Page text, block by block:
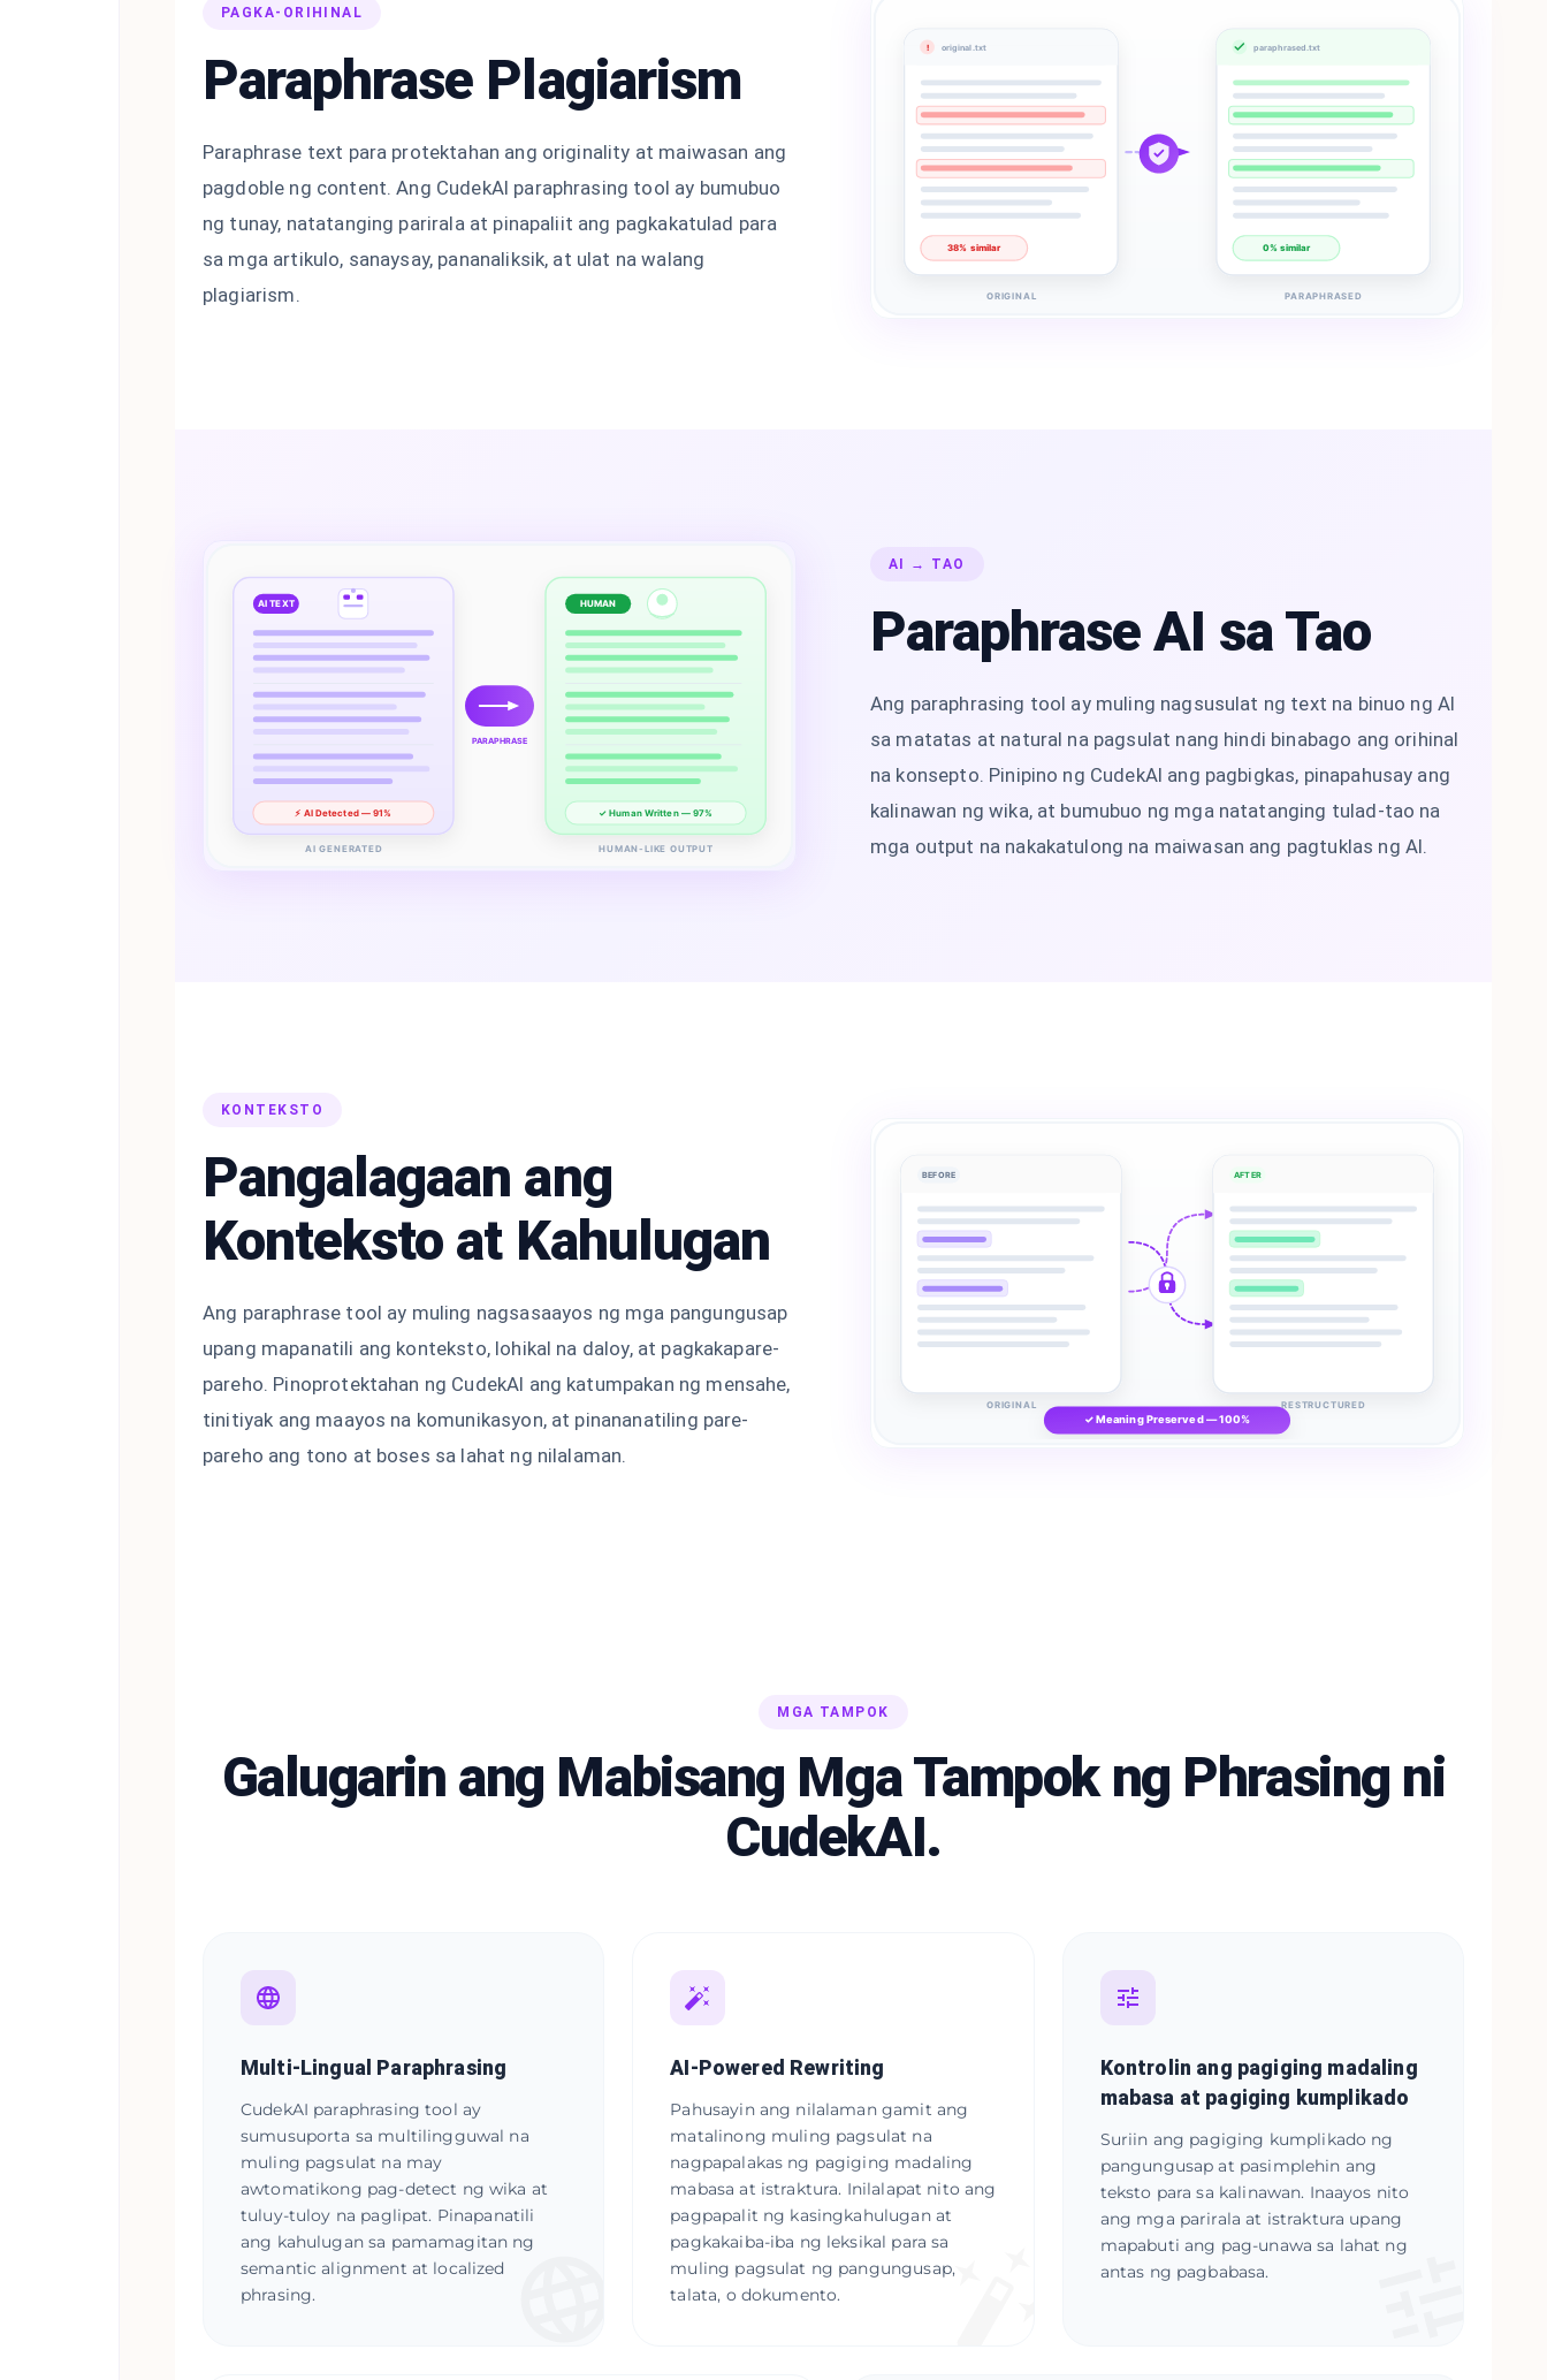
PAGKA-ORIHINAL
Paraphrase Plagiarism
Paraphrase text para protektahan ang originality at maiwasan ang
pagdoble ng content. Ang CudekAI paraphrasing tool ay bumubuo
ng tunay, natatanging parirala at pinapaliit ang pagkakatulad para
sa mga artikulo, sanaysay, pananaliksik, at ulat na walang
plagiarism.
! original.txt
38% similar
paraphrased.txt
0% similar
ORIGINAL PARAPHRASED
AI TEXT
⚡ AI Detected — 91%
PARAPHRASE
HUMAN
✓ Human Written — 97%
AI GENERATED HUMAN-LIKE OUTPUT
AI → TAO
Paraphrase AI sa Tao
Ang paraphrasing tool ay muling nagsusulat ng text na binuo ng AI
sa matatas at natural na pagsulat nang hindi binabago ang orihinal
na konsepto. Pinipino ng CudekAI ang pagbigkas, pinapahusay ang
kalinawan ng wika, at bumubuo ng mga natatanging tulad-tao na
mga output na nakakatulong na maiwasan ang pagtuklas ng AI.
KONTEKSTO
Pangalagaan ang
Konteksto at Kahulugan
Ang paraphrase tool ay muling nagsasaayos ng mga pangungusap
upang mapanatili ang konteksto, lohikal na daloy, at pagkakapare-
pareho. Pinoprotektahan ng CudekAI ang katumpakan ng mensahe,
tinitiyak ang maayos na komunikasyon, at pinananatiling pare-
pareho ang tono at boses sa lahat ng nilalaman.
BEFORE AFTER
✓ Meaning Preserved — 100%
ORIGINAL RESTRUCTURED
MGA TAMPOK
Galugarin ang Mabisang Mga Tampok ng Phrasing ni
CudekAI.
Multi-Lingual Paraphrasing
CudekAI paraphrasing tool ay
sumusuporta sa multilingguwal na
muling pagsulat na may
awtomatikong pag-detect ng wika at
tuluy-tuloy na paglipat. Pinapanatili
ang kahulugan sa pamamagitan ng
semantic alignment at localized
phrasing.
AI-Powered Rewriting
Pahusayin ang nilalaman gamit ang
matalinong muling pagsulat na
nagpapalakas ng pagiging madaling
mabasa at istraktura. Inilalapat nito ang
pagpapalit ng kasingkahulugan at
pagkakaiba-iba ng leksikal para sa
muling pagsulat ng pangungusap,
talata, o dokumento.
Kontrolin ang pagiging madaling
mabasa at pagiging kumplikado
Suriin ang pagiging kumplikado ng
pangungusap at pasimplehin ang
teksto para sa kalinawan. Inaayos nito
ang mga parirala at istraktura upang
mapabuti ang pag-unawa sa lahat ng
antas ng pagbabasa.